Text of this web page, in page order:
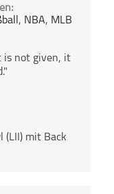
, NBA, MLB
is not given, it
(LII) mit Back